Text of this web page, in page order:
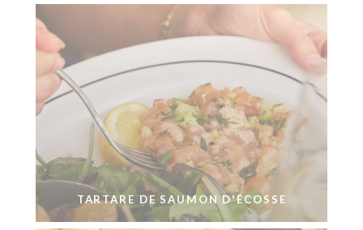
TARTARE DE SAUMON D'ÉCOSSE